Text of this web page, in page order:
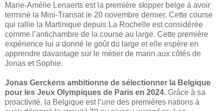
Marie-Amélie Lenaerts est la première skipper belge à avoir
terminé la Mini-Transat le 20 novembre dernier. Cette course
qui rallie la Martinique depuis La Rochelle est considérée
comme l’antichambre de la course au large. Cette première
expérience lui a donné le goût du large et elle espère en
apprendre davantage sur le métier de marin aux côtés de
Jonas et Sophie.
Jonas Gerckens ambitionne de sélectionner la Belgique
pour les Jeux Olympiques de Paris en 2024. Grâce à sa
proactivité, la Belgique est l’une des premières nations à